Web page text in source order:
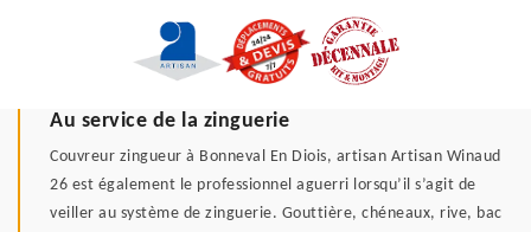
Au service de la zinguerie
Couvreur zingueur à Bonneval En Diois, artisan Artisan Winaud
26 est également le professionnel aguerri lorsqu’il s’agit de
veiller au système de zinguerie. Gouttière, chéneaux, rive, bac